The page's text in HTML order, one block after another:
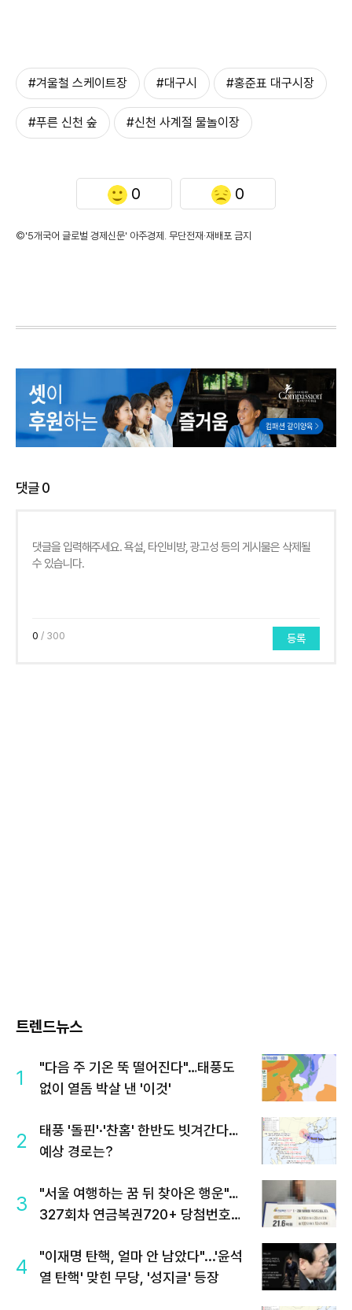
#겨울철 스케이트장 #대구시 #홍준표 대구시장
#푸른 신천 숲 #신천 사계절 물놀이장
0 0
©'5개국어 글로벌 경제신문' 아주경제. 무단전재·재배포 금지
댓글0
0 / 300 등록
트렌드뉴스
1
"다음 주 기온 뚝 떨어진다"…태풍도
없이 열돔 박살 낸 '이것'
2
태풍 '돌핀'·'찬홈' 한반도 빗겨간다…
예상 경로는?
3
"서울 여행하는 꿈 뒤 찾아온 행운"…
327회차 연금복권720+ 당첨번호조
4
"이재명 탄핵, 얼마 안 남았다"...'윤석
열 탄핵' 맞힌 무당, '성지글' 등장